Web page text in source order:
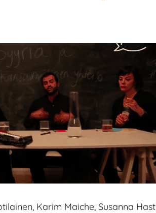
Karim Maiche, Susanna Hast